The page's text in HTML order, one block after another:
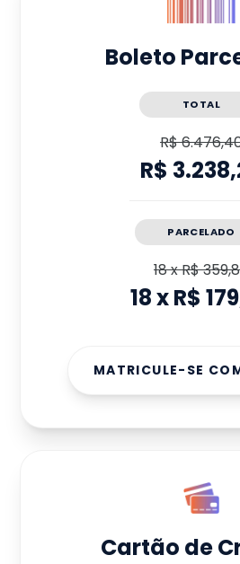
Boleto
TOTAL
R$
R$
PARCELADO
18xR$
18xR$
MATRICULE-SE
Cartão de